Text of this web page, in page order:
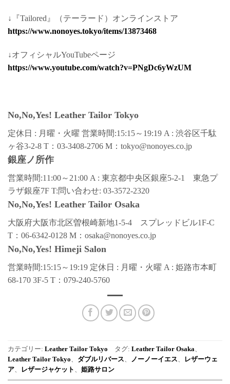
↓『Tailored』（テーラード）オンラインストア
https://www.nonoyes.tokyo/items/13873468
↓オフィシャルYouTubeページ
https://www.youtube.com/watch?v=PNgDc6yWzUM
No,No,Yes! Leather Tailor Tokyo
定休日 : 月曜・火曜 営業時間:15:15～19:19 A : 渋谷区千駄
ヶ谷3-2-8 T：03-3408-2706 M：tokyo@nonoyes.co.jp
銀座ノ所作
営業時間:11:00～21:00 A : 東京都中央区銀座5-2-1 東急プ
ラザ銀座7F T:問い合わせ: 03-3572-2320
No,No,Yes! Leather Tailor Osaka
大阪府大阪市北区曽根崎新地1-5-4 スプレッドビル1F-C
T：06-6342-0128 M：osaka@nonoyes.co.jp
No,No,Yes! Himeji Salon
営業時間:15:15～19:19 定休日 : 月曜・火曜 A : 姫路市本町
68-170 3F-5 T：079-240-5760
カテゴリー: Leather Tailor Tokyo タグ: Leather Tailor Osaka、
Leather Tailor Tokyo、 ダブルリバース、 ノーノーイエス、
レザーウェ
ア、 レザージャケット 、 姫路サロン